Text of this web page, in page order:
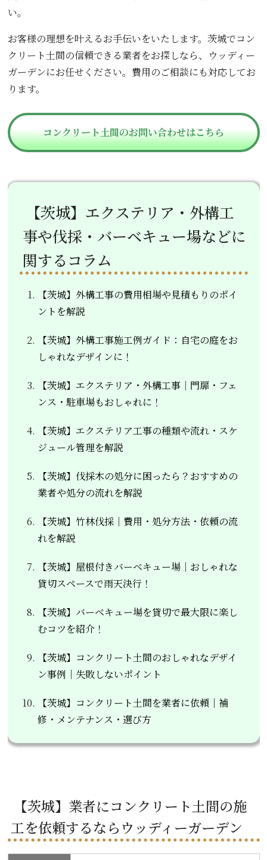
い。
お客様の理想を叶えるお手伝いをいたします。茨城でコン
クリート土間の信頼できる業者をお探しなら、ウッディー
ガーデンにお任せください。費用のご相談にも対応してお
ります。
コンクリート土間のお問い合わせはこちら
【茨城】エクステリア・外構工
事や伐採・バーベキュー場などに
関するコラム
【茨城】外構工事の費用相場や見積もりのポイ
ントを解説
【茨城】外構工事施工例ガイド：自宅の庭をお
しゃれなデザインに！
【茨城】エクステリア・外構工事｜門扉・フェ
ンス・駐車場もおしゃれに！
【茨城】エクステリア工事の種類や流れ・スケ
ジュール管理を解説
【茨城】伐採木の処分に困ったら？おすすめの
業者や処分の流れを解説
【茨城】竹林伐採｜費用・処分方法・依頼の流
れを解説
【茨城】屋根付きバーベキュー場｜おしゃれな
貸切スペースで雨天決行！
【茨城】バーベキュー場を貸切で最大限に楽し
むコツを紹介！
【茨城】コンクリート土間のおしゃれなデザイ
ン事例｜失敗しないポイント
【茨城】コンクリート土間を業者に依頼｜補
修・メンテナンス・選び方
【茨城】業者にコンクリート土間の施
工を依頼するならウッディーガーデン